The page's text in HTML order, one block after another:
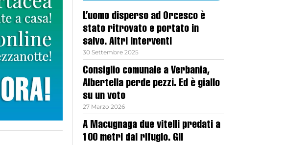
L’uomo disperso ad Orcesco è
stato ritrovato e portato in
salvo. Altri interventi
30 Settembre 2025
Consiglio comunale a Verbania,
Albertella perde pezzi. Ed è giallo
su un voto
27 Marzo 2026
A Macugnaga due vitelli predati a
100 metri dal rifugio. Gli